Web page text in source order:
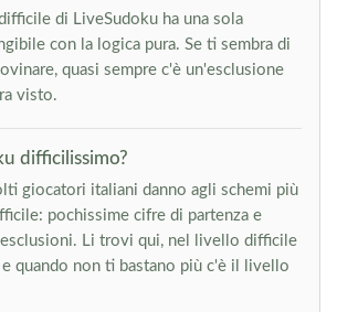
di LiveSudoku ha una sola
con la logica pura. Se ti sembra di
quasi sempre c'è un'esclusione
visto.
difficilissimo?
giocatori italiani danno agli schemi più
pochissime cifre di partenza e
esclusioni. Li trovi qui, nel livello difficile
quando non ti bastano più c'è il livello